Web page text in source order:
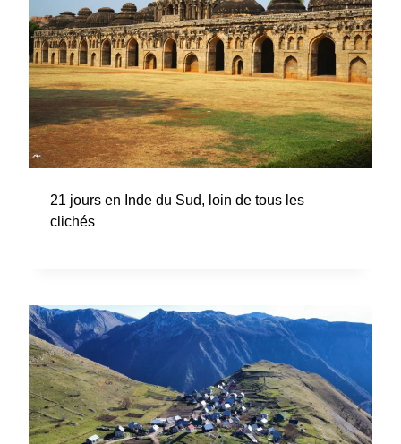
21 jours en Inde du Sud, loin de tous les
clichés